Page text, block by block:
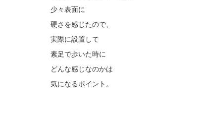
少々表面に
硬さを感じたので、
実際に設置して
素足で歩いた時に
どんな感じなのかは
気になるポイント。